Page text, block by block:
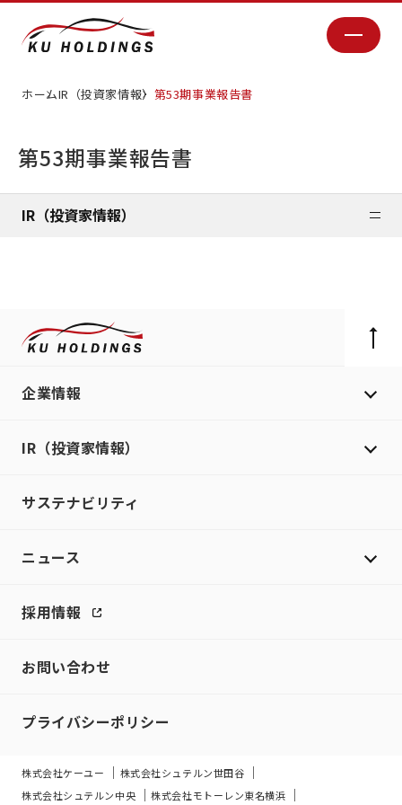
ホームIR（投資家情報） 第53期事業報告書
第53期事業報告書
IR（投資家情報）
企業情報
IR（投資家情報）
サステナビリティ
ニュース
採用情報
お問い合わせ
プライバシーポリシー
株式会社ケーユー
株式会社シュテルン世田谷
株式会社シュテルン中央
株式会社モトーレン東名横浜